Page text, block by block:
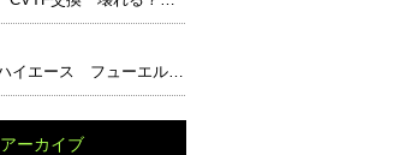
２００系ハイエース フューエルフィルター交換 チェックランプ
アーカイブ